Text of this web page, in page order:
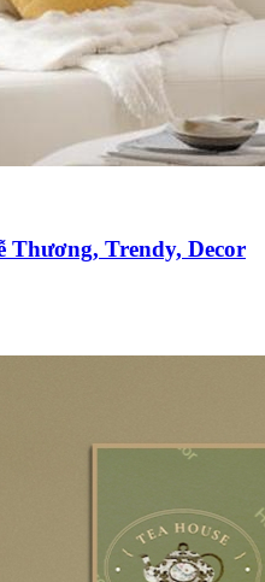
Thương, Trendy, Decor